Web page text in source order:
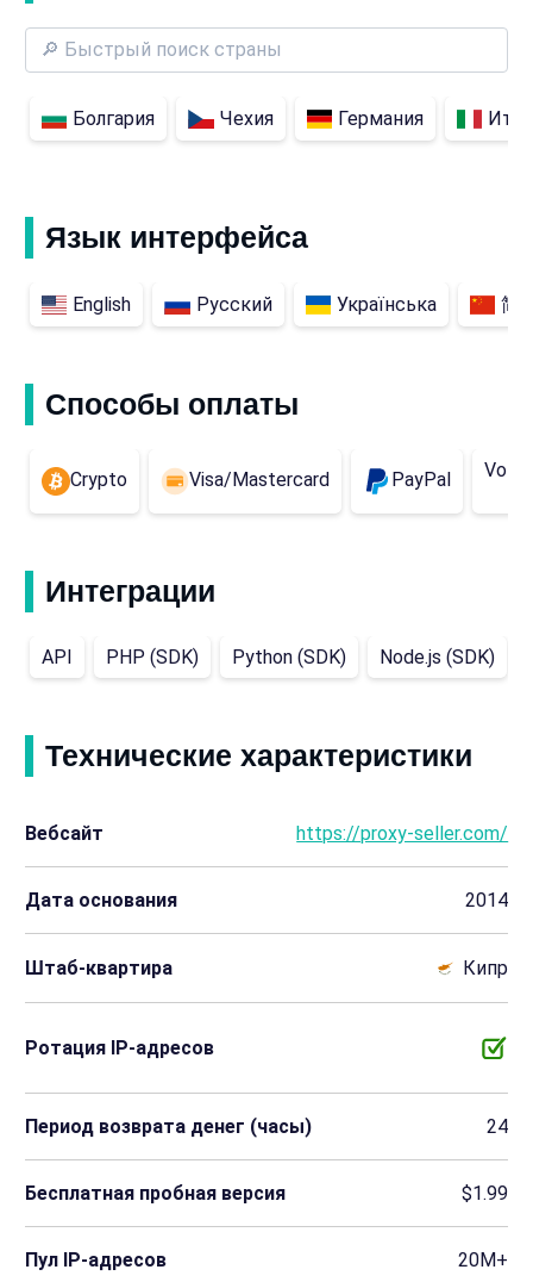
Болгария Чехия Германия
Язык интерфейса
English Русский Українська 简
Способы оплаты
Crypto Visa/Mastercard PayPal Volet
Интеграции
API PHP (SDK) Python (SDK) Node.js (SDK)
Технические характеристики
Вебсайт https://proxy-seller.com/
Дата основания 2014
Штаб-квартира Кипр
Ротация IP-адресов
Период возврата денег (часы) 24
Бесплатная пробная версия $1.99
Пул IP-адресов 20M+